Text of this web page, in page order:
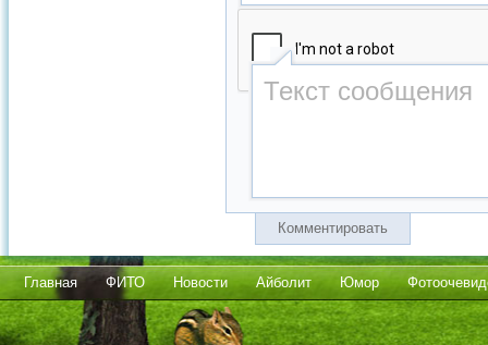
Комментировать
Главная ФИТО Новости Айболит Юмор